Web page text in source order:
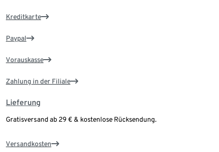
Kreditkarte
Paypal
Vorauskasse
Zahlung in der Filiale
Lieferung
Gratisversand ab 29 € & kostenlose Rücksendung.
Versandkosten